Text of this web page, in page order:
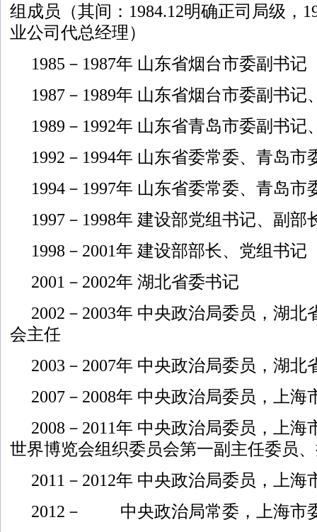
组成员（其间：1984.12明确正司局级，
业公司代总经理）
1985－1987年 山东省烟台市委副书记
1987－1989年 山东省烟台市委副书记
1989－1992年 山东省青岛市委副书记
1992－1994年 山东省委常委、青岛市
1994－1997年 山东省委常委、青岛市
1997－1998年 建设部党组书记、副部
1998－2001年 建设部部长、党组书记
2001－2002年 湖北省委书记
2002－2003年 中央政治局委员，湖
会主任
2003－2007年 中央政治局委员，湖北
2007－2008年 中央政治局委员，上海
2008－2011年 中央政治局委员，上海
世界博览会组织委员会第一副主任委员
2011－2012年 中央政治局委员，上海
2012－ 中央政治局常委，上海市